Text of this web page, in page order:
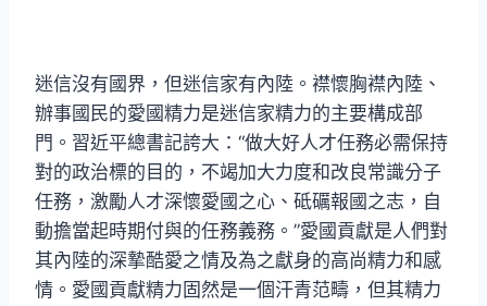
迷信沒有國界，但迷信家有內陸。襟懷胸襟內陸、
辦事國民的愛國精力是迷信家精力的主要構成部
門。 習近平總書記誇大：“做大好人才任務必需保持
對的政治標的目的，不竭加大力度和改良常識分子
任務，激勵人才深懷愛國之心、砥礪報國之志，自
動擔當起時期付與的任務義務。”愛國貢獻是人們對
其內陸的深摯酷愛之情及為之獻身的高尚精力和感
情。愛國貢獻精力固然是一個汗青范疇，但其精力